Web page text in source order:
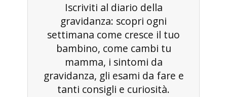
Iscriviti al diario della
gravidanza: scopri ogni
settimana come cresce il tuo
bambino, come cambi tu
mamma, i sintomi da
gravidanza, gli esami da fare e
tanti consigli e curiosità.